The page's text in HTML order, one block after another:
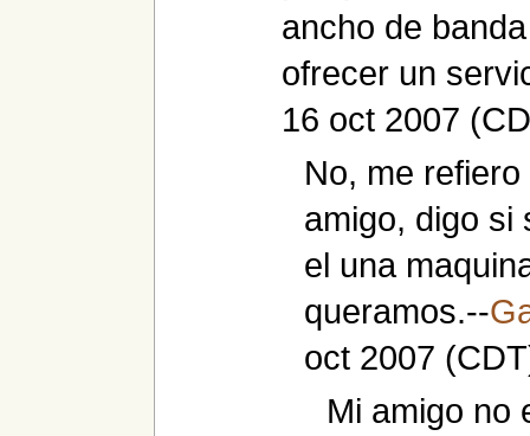
ancho de
ofrecer un
16 oct 2007
No, me
amigo, digo si
el una
queramos.--
oct 2007
Mi amigo no